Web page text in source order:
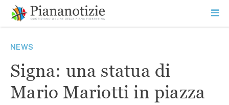
contenuto
SEARCH
NEWS
Signa: una statua di
Mario Mariotti in piazza